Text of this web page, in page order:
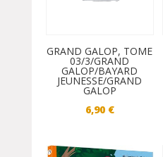
GRAND GALOP, TOME
03/3/GRAND
GALOP/BAYARD
JEUNESSE/GRAND
GALOP
6,90 €